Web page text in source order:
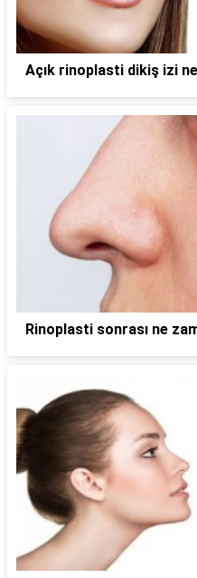
Açık rinoplasti dikiş izi
Rinoplasti sonrası ne